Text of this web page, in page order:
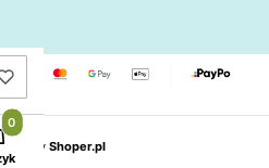
Shoper.pl
w koszyku: 0. Zobacz